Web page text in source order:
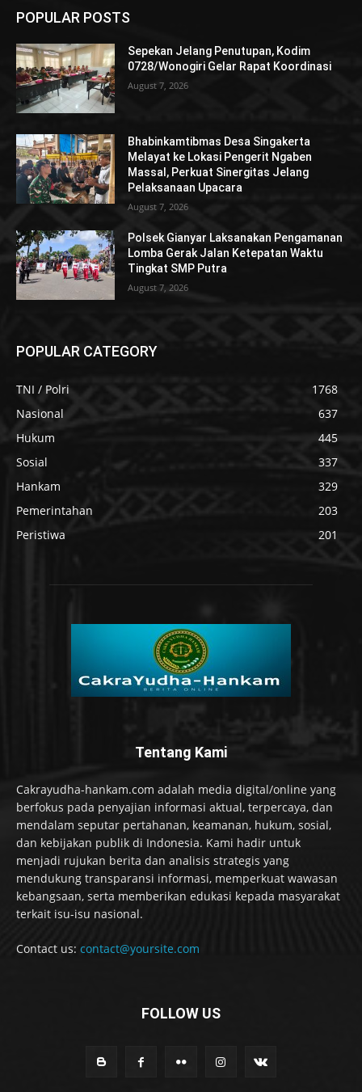
POPULAR POSTS
Sepekan Jelang Penutupan, Kodim
0728/Wonogiri Gelar Rapat Koordinasi
August 7, 2026
Bhabinkamtibmas Desa Singakerta
Melayat ke Lokasi Pengerit Ngaben
Massal, Perkuat Sinergitas Jelang
Pelaksanaan Upacara
August 7, 2026
Polsek Gianyar Laksanakan Pengamanan
Lomba Gerak Jalan Ketepatan Waktu
Tingkat SMP Putra
August 7, 2026
POPULAR CATEGORY
TNI / Polri
1768
Nasional
637
Hukum
445
Sosial
337
Hankam
329
Pemerintahan
203
Peristiwa
201
Tentang Kami
Cakrayudha-hankam.com adalah media digital/online yang
berfokus pada penyajian informasi aktual, terpercaya, dan
mendalam seputar pertahanan, keamanan, hukum, sosial,
dan kebijakan publik di Indonesia. Kami hadir untuk
menjadi rujukan berita dan analisis strategis yang
mendukung transparansi informasi, memperkuat wawasan
kebangsaan, serta memberikan edukasi kepada masyarakat
terkait isu-isu nasional.
Contact us: contact@yoursite.com
FOLLOW US